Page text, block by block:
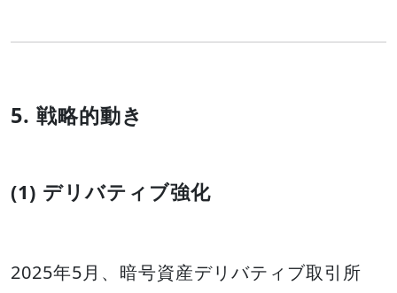
5. 戦略的動き
(1) デリバティブ強化
2025年5月、暗号資産デリバティブ取引所